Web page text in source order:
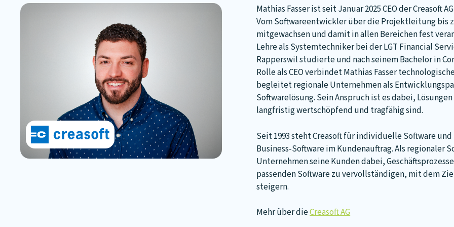
Mathias Fasser ist seit Januar 2025 CEO der Creasoft
Vom Softwareentwickler über die Projektleitung
mitgewachsen und damit in allen Bereichen fest
Lehre als Systemtechniker bei der LGT Financial
Rapperswil studierte und nach seinem Bachelor in
Rolle als CEO verbindet Mathias Fasser
begleitet regionale Unternehmen als
Softwarelösung. Sein Anspruch ist es dabei,
langfristig wertschöpfend und tragfähig sind.
Seit 1993 steht Creasoft für individuelle Software
Business-Software im Kundenauftrag. Als
Unternehmen seine Kunden dabei,
passenden Software zu vervollständigen, mit dem
steigern.
Mehr über dieCreasoft AG